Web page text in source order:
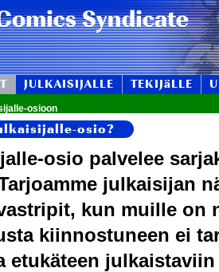
JULKAISIJALLE TEKIJäLLE
osioon
osio?
osio palvelee
julkaisijan
kun muille on
kiinnostuneen ei
etukäteen